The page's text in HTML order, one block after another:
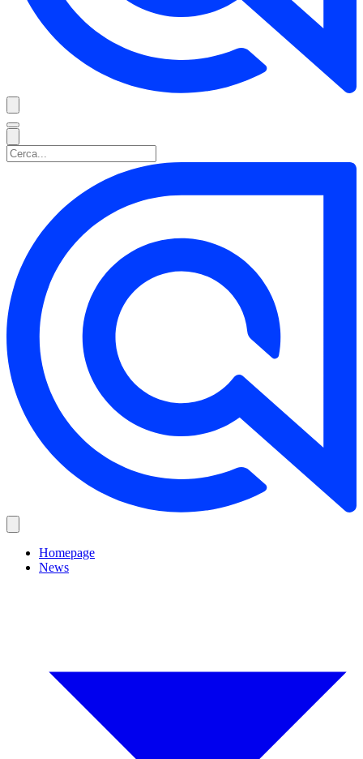
Homepage
News